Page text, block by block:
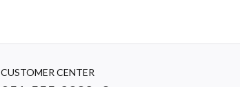
CUSTOMER CENTER